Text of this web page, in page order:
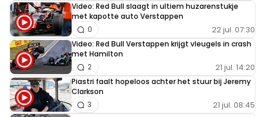
Video: Red Bull slaagt in ultiem huzarenstukje
met kapotte auto Verstappen
22 jul. 07:30
0
Video: Red Bull Verstappen krijgt vleugels in crash
met Hamilton
21 jul. 14:20
2
Piastri faalt hopeloos achter het stuur bij Jeremy
Clarkson
21 jul. 08:45
3